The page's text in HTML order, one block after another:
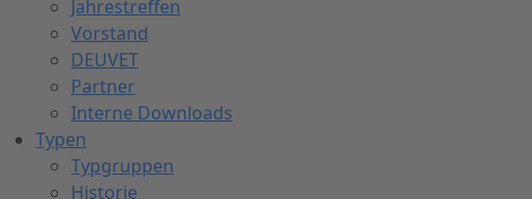
Jahrestreffen
Vorstand
DEUVET
Partner
Interne Downloads
Typen
Typgruppen
Historie